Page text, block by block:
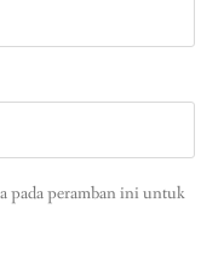
pada peramban ini untuk